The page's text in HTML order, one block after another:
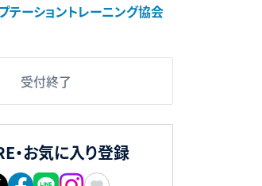
テーショントレーニング協会
受付終了
・お気に入り登録